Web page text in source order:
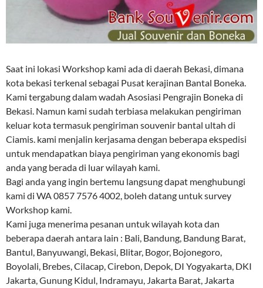
Saat ini lokasi Workshop kami ada di daerah Bekasi, dimana
kota bekasi terkenal sebagai Pusat kerajinan Bantal Boneka.
Kami tergabung dalam wadah Asosiasi Pengrajin Boneka di
Bekasi. Namun kami sudah terbiasa melakukan pengiriman
keluar kota termasuk pengiriman souvenir bantal ultah di
Ciamis. kami menjalin kerjasama dengan beberapa ekspedisi
untuk mendapatkan biaya pengiriman yang ekonomis bagi
anda yang berada di luar wilayah kami.
Bagi anda yang ingin bertemu langsung dapat menghubungi
kami di WA 0857 7576 4002, boleh datang untuk survey
Workshop kami.
Kami juga menerima pesanan untuk wilayah kota dan
beberapa daerah antara lain : Bali, Bandung, Bandung Barat,
Bantul, Banyuwangi, Bekasi, Blitar, Bogor, Bojonegoro,
Boyolali, Brebes, Cilacap, Cirebon, Depok, DI Yogyakarta, DKI
Jakarta, Gunung Kidul, Indramayu, Jakarta Barat, Jakarta